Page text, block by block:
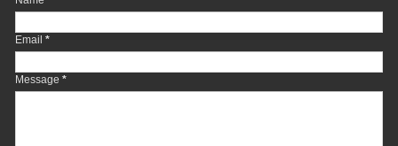
Email *
Message *